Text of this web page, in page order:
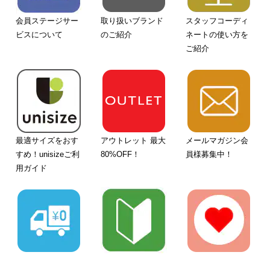
会員ステージサー
ビスについて
取り扱いブランド
のご紹介
スタッフコーディ
ネートの使い方を
ご紹介
最適サイズをおす
すめ！unisizeご利
用ガイド
アウトレット 最大
80%OFF！
メールマガジン会
員様募集中！